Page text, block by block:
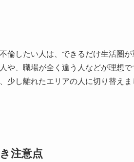
倫したい人は、できるだけ生活圏
や、職場が全く違う人などが理想
少し離れたエリアの人に切り替え
注意点